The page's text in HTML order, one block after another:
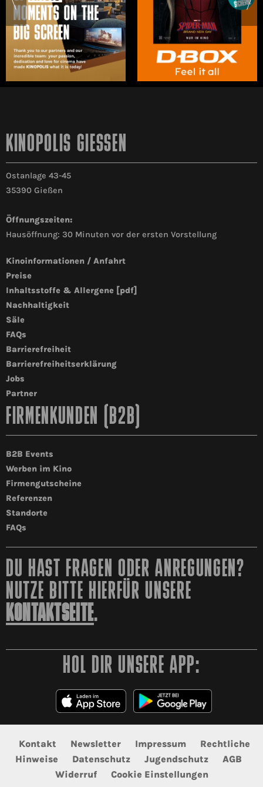
KINOPOLIS GIESSEN
Ostanlage 43-45
35390 Gießen
Öffnungszeiten:
Hausöffnung: 30 Minuten vor der ersten Vorstellung
Kinoinformationen / Anfahrt
Preise
Inhaltsstoffe & Allergene [pdf]
Nachhaltigkeit
Säle
FAQs
Barrierefreiheit
Barrierefreiheitserklärung
Jobs
Partner
FIRMENKUNDEN (B2B)
B2B Events
Werben im Kino
Firmengutscheine
Referenzen
Standorte
FAQs
DU HAST FRAGEN ODER ANREGUNGEN?
NUTZE BITTE HIERFÜR UNSERE
KONTAKTSEITE.
HOL DIR UNSERE APP:
Kontakt Newsletter Impressum
Rechtliche
Hinweise
Datenschutz Jugendschutz
AGB
Widerruf
Cookie Einstellungen